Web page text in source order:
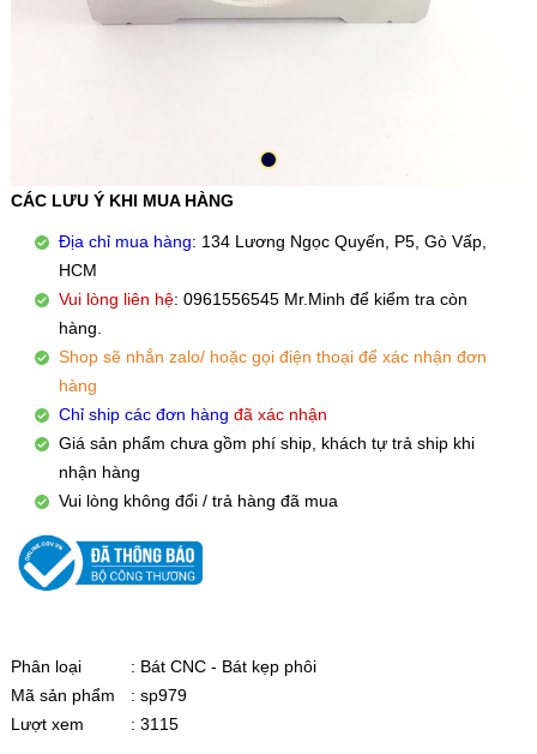
CÁC LƯU Ý KHI MUA HÀNG
Địa chỉ mua hàng: 134 Lương Ngọc Quyến, P5, Gò Vấp,
HCM
Vui lòng liên hệ: 0961556545 Mr.Minh để kiểm tra còn
hàng.
Shop sẽ nhắn zalo/ hoặc gọi điện thoại để xác nhận đơn
hàng
Chỉ ship các đơn hàng đã xác nhận
Giá sản phẩm chưa gồm phí ship, khách tự trả ship khi
nhận hàng
Vui lòng không đổi / trả hàng đã mua
Phân loại
: Bát CNC - Bát kẹp phôi
Mã sản phẩm
: sp979
Lượt xem
: 3115